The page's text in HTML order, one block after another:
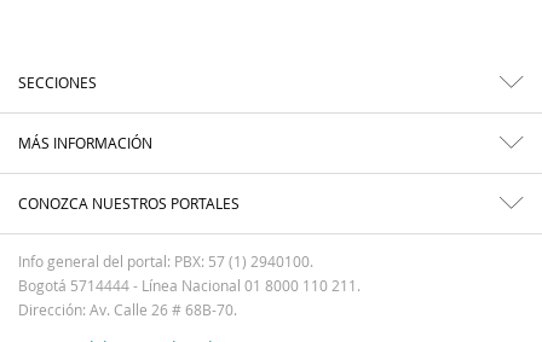
SECCIONES
MÁS INFORMACIÓN
CONOZCA NUESTROS PORTALES
Info general del portal: PBX: 57 (1) 2940100.
Bogotá 5714444 - Línea Nacional 01 8000 110 211.
Dirección: Av. Calle 26 # 68B-70.